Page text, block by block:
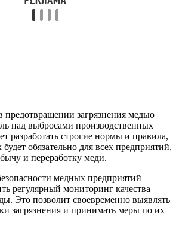
предотвращении загрязнения медью
над выбросами производственных
разработать строгие нормы и правила,
обязательно для всех предприятий,
и переработку меди.
медных предприятий
регулярный мониторинг качества
Это позволит своевременно выявлять
загрязнения и принимать меры по их